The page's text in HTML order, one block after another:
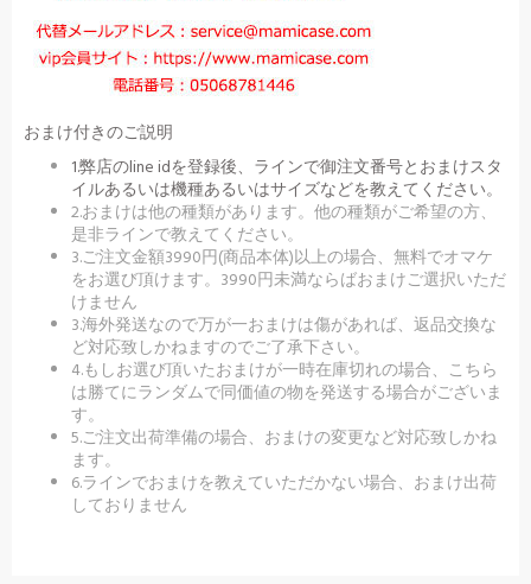
おまけ付きのご説明
1.弊店のline idを登録後、ラインで御注文番号とおまけスタ
イルあるいは機種あるいはサイズなどを教えてください。
2.おまけは他の種類があります。他の種類がご希望の方、
是非ラインで教えてください。
3.ご注文金額3990円(商品本体)以上の場合、無料でオマケ
をお選び頂けます。3990円未満ならばおまけご選択いただ
けません
3.海外発送なので万が一おまけは傷があれば、返品交換な
ど対応致しかねますのでご了承下さい。
4.もしお選び頂いたおまけが一時在庫切れの場合、こちら
は勝てにランダムで同価値の物を発送する場合がございま
す。
5.ご注文出荷準備の場合、おまけの変更など対応致しかね
ます。
6.ラインでおまけを教えていただかない場合、おまけ出荷
しておりません